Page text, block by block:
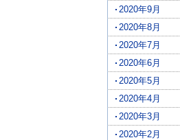
2020年9月
2020年8月
2020年7月
2020年6月
2020年5月
2020年4月
2020年3月
2020年2月